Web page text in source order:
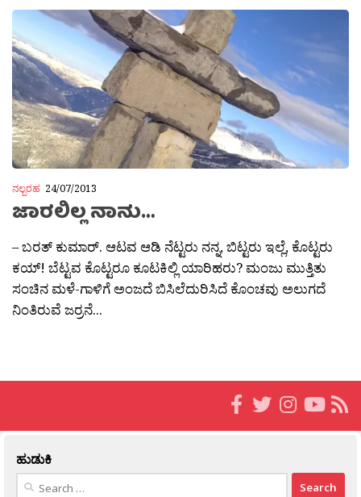
ನಲ್ಬರಹ 24/07/2013
ಜಾರಲಿಲ್ಲ ನಾನು…
– ಬರತ್ ಕುಮಾರ್. ಆಟವ ಆಡಿ ನೆಟ್ಟರು ನನ್ನ, ಬಿಟ್ಟರು ಇಲ್ಲೆ, ಕೊಟ್ಟರು
ಕಯ್! ಬೆಟ್ಟವ ಕೊಟ್ಟರೂ ಕೂಟಕಿಲ್ಲಿ ಯಾರಿಹರು? ಮಂಜು ಮುತ್ತಿತು
ಸಂಚಿನ ಮಳೆ-ಗಾಳಿಗೆ ಅಂಜದೆ ಬಿಸಿಲೆದುರಿಸಿದೆ ಕೊಂಚವು ಅಲುಗದೆ
ನಿಂತಿರುವೆ ಜರ್ರನೆ...
ಹುಡುಕಿ
Search